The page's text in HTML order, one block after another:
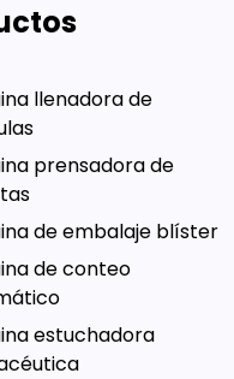
llenadora de
prensadora de
de embalaje blíster
de conteo
estuchadora